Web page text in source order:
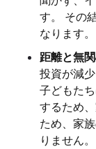
す。 その
なります。
距離と無
投資が減
子どもた
するため
ため、家
りません。